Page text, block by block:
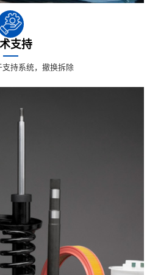
支持
持系统，撤换拆除